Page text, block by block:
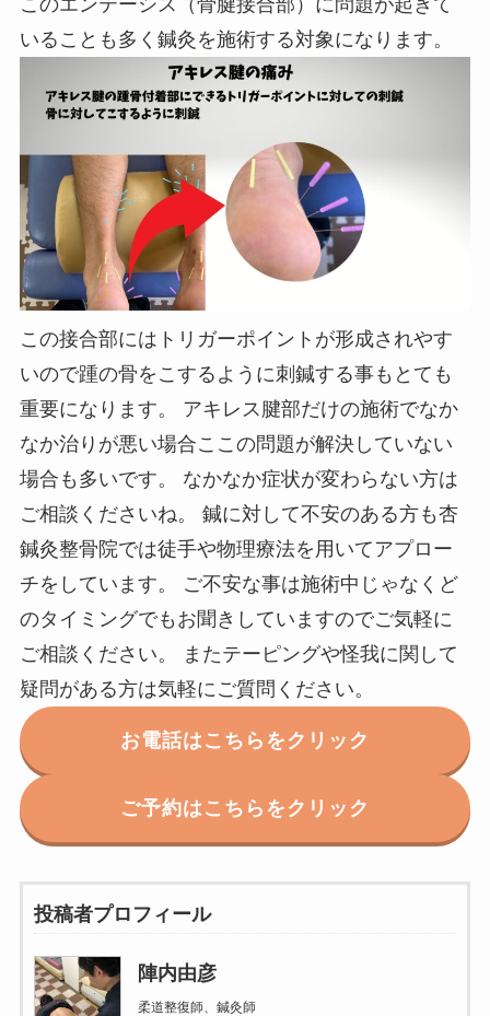
このエンテーシス（骨腱接合部）に問題が起きて
いることも多く鍼灸を施術する対象になります。
この接合部にはトリガーポイントが形成されやす
いので踵の骨をこするように刺鍼する事もとても
重要になります。 アキレス腱部だけの施術でなか
なか治りが悪い場合ここの問題が解決していない
場合も多いです。 なかなか症状が変わらない方は
ご相談くださいね。 鍼に対して不安のある方も杏
鍼灸整骨院では徒手や物理療法を用いてアプロー
チをしています。 ご不安な事は施術中じゃなくど
のタイミングでもお聞きしていますのでご気軽に
ご相談ください。 またテーピングや怪我に関して
疑問がある方は気軽にご質問ください。
お電話はこちらをクリック
ご予約はこちらをクリック
投稿者プロフィール
陣内由彦
柔道整復師、鍼灸師